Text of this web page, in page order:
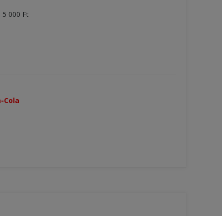
000 Ft
Cola